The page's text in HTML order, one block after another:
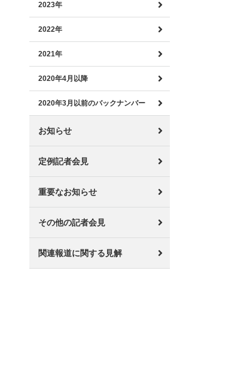
2023年
2022年
2021年
2020年4月以降
2020年3月以前のバックナンバー
お知らせ
定例記者会見
重要なお知らせ
その他の記者会見
関連報道に関する見解